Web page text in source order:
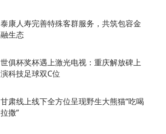
泰康人寿完善特殊客群服务，共筑包容金
融生态
世俱杯奖杯遇上激光电视：重庆解放碑上
演科技足球双C位
甘肃线上线下全方位呈现野生大熊猫“吃喝
拉撒”